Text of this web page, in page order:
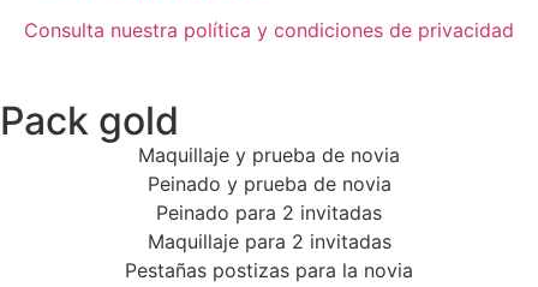
Consulta nuestra política y condiciones de privacidad
Pack gold
Maquillaje y prueba de novia
Peinado y prueba de novia
Peinado para 2 invitadas
Maquillaje para 2 invitadas
Pestañas postizas para la novia